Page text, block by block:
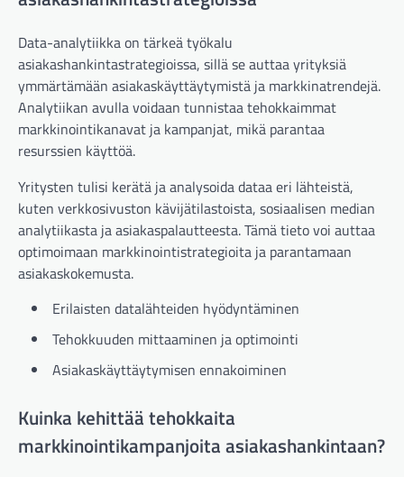
Data-analytiikka on tärkeä työkalu
asiakashankintastrategioissa, sillä se auttaa yrityksiä
ymmärtämään asiakaskäyttäytymistä ja markkinatrendejä.
Analytiikan avulla voidaan tunnistaa tehokkaimmat
markkinointikanavat ja kampanjat, mikä parantaa
resurssien käyttöä.
Yritysten tulisi kerätä ja analysoida dataa eri lähteistä,
kuten verkkosivuston kävijätilastoista, sosiaalisen median
analytiikasta ja asiakaspalautteesta. Tämä tieto voi auttaa
optimoimaan markkinointistrategioita ja parantamaan
asiakaskokemusta.
Erilaisten datalähteiden hyödyntäminen
Tehokkuuden mittaaminen ja optimointi
Asiakaskäyttäytymisen ennakoiminen
Kuinka kehittää tehokkaita
markkinointikampanjoita asiakashankintaan?